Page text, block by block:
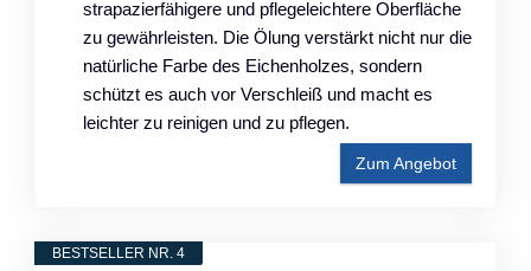
strapazierfähigere und pflegeleichtere Oberfläche
zu gewährleisten. Die Ölung verstärkt nicht nur die
natürliche Farbe des Eichenholzes, sondern
schützt es auch vor Verschleiß und macht es
leichter zu reinigen und zu pflegen.
Zum Angebot
BESTSELLER NR. 4